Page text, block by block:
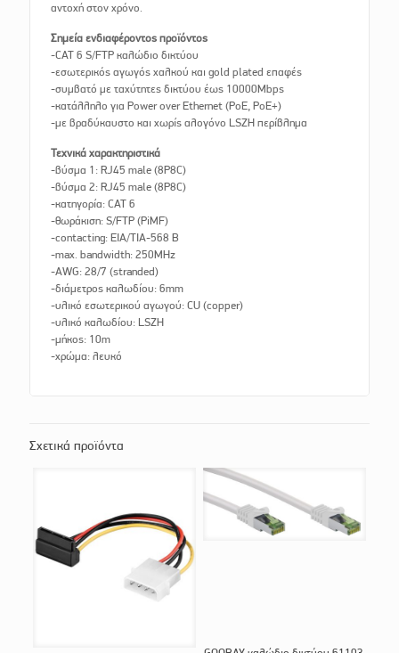
αντοχή στον χρόνο.
Σημεία ενδιαφέροντος προϊόντος
-CAT 6 S/FTP καλώδιο δικτύου
-εσωτερικός αγωγός χαλκού και gold plated επαφές
-συμβατό με ταχύτητες δικτύου έως 10000Mbps
-κατάλληλο για Power over Ethernet (PoE, PoE+)
-με βραδύκαυστο και χωρίς αλογόνο LSZH περίβλημα
Τεχνικά χαρακτηριστικά
-βύσμα 1: RJ45 male (8P8C)
-βύσμα 2: RJ45 male (8P8C)
-κατηγορία: CAT 6
-θωράκιση: S/FTP (PiMF)
-contacting: EIA/TIA-568 B
-max. bandwidth: 250MHz
-AWG: 28/7 (stranded)
-διάμετρος καλωδίου: 6mm
-υλικό εσωτερικού αγωγού: CU (copper)
-υλικό καλωδίου: LSZH
-μήκος: 10m
-χρώμα: λευκό
Σχετικά προϊόντα